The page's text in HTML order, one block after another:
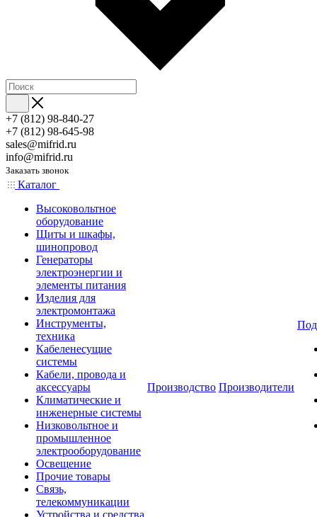
+7 (812) 98-840-27
+7 (812) 98-645-98
sales@mifrid.ru
info@mifrid.ru
Заказать звонок
Каталог
Высоковольтное
оборудование
Щиты и шкафы,
шинопровод
Генераторы
электроэнергии и
элементы питания
Изделия для
электромонтажа
Инструменты,
техника
Кабеленесущие
системы
Кабели, провода и
аксессуары
Климатические и
инженерные системы
Низковольтное и
промышленное
электрооборудование
Освещение
Прочие товары
Связь,
телекоммуникации
Устройства и средства
Производство Производители